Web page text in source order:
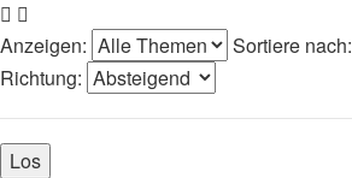
Anzeigen:
Sortiere nach:
Richtung: